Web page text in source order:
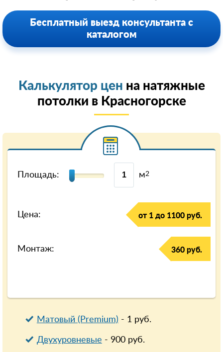
Бесплатный выезд консультанта с
каталогом
Калькулятор цен на натяжные
потолки в Красногорске
Площадь: м2
Цена: от 1 до 1100 руб.
Монтаж: 360 руб.
Матовый (Premium) - 1руб.
Двухуровневые - 900руб.